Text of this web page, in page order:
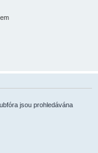
jsou prohledávána